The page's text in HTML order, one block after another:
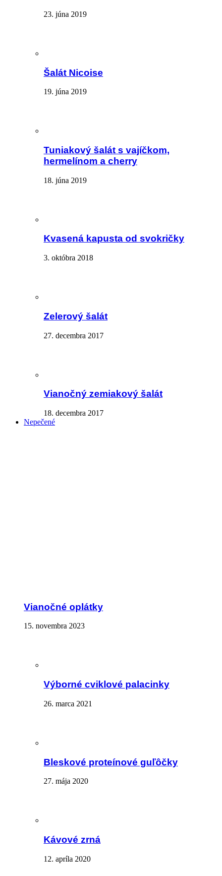
23. júna 2019
Šalát Nicoise
19. júna 2019
Tuniakový šalát s vajíčkom,
hermelínom a cherry
18. júna 2019
Kvasená kapusta od svokričky
3. októbra 2018
Zelerový šalát
27. decembra 2017
Vianočný zemiakový šalát
18. decembra 2017
Nepečené
Vianočné oplátky
15. novembra 2023
Výborné cviklové palacinky
26. marca 2021
Bleskové proteínové guľôčky
27. mája 2020
Kávové zrná
12. apríla 2020